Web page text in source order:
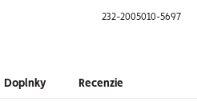
232-2005010-5697
Doplnky Recenzie